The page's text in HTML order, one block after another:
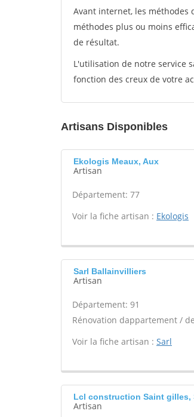
Avant internet, les méthodes
méthodes plus ou moins
de résultat.
L'utilisation de notre service
fonction des creux de votre
Artisans Disponibles
Ekologis Meaux, Aux
Artisan
Département: 77
Voir la fiche artisan : Ekologis
Sarl Ballainvilliers
Artisan
Département: 91
Rénovation dappartement /
Voir la fiche artisan : Sarl
Lcl construction Saint gilles,
Artisan